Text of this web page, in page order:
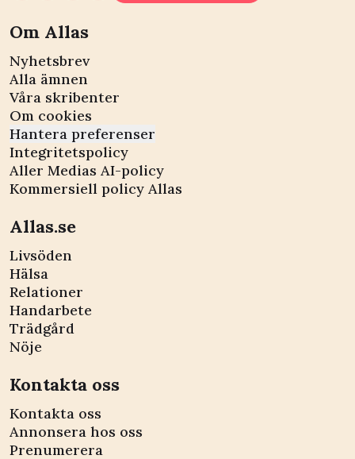
Om Allas
Nyhetsbrev
Alla ämnen
Våra skribenter
Om cookies
Hantera preferenser
Integritetspolicy
Aller Medias AI-policy
Kommersiell policy Allas
Allas.se
Livsöden
Hälsa
Relationer
Handarbete
Trädgård
Nöje
Kontakta oss
Kontakta oss
Annonsera hos oss
Prenumerera